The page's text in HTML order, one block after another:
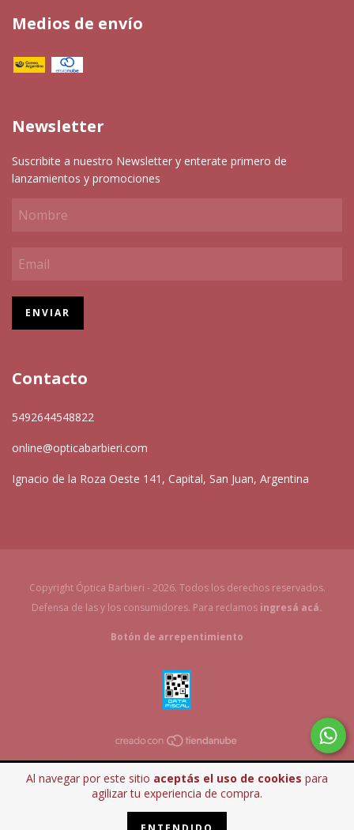
Al navegar por este sitio aceptás el uso de cookies para
agilizar tu experiencia de compra.
Medios de envío
Newsletter
Suscribite a nuestro Newsletter y enterate primero de
lanzamientos y promociones
Contacto
5492644548822
online@opticabarbieri.com
Ignacio de la Roza Oeste 141, Capital, San Juan, Argentina
Copyright Óptica Barbieri - 2026. Todos los derechos reservados.
Defensa de las y los consumidores. Para reclamos ingresá acá.
Botón de arrepentimiento